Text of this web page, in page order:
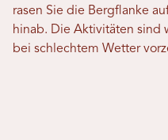
rasen Sie die Bergflanke
hinab. Die Aktivitäten sind
bei schlechtem Wetter